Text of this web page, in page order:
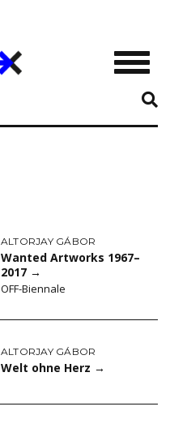
ALTORJAY GÁBOR
Wanted Artworks 1967–
2017 →
OFF-Biennale
ALTORJAY GÁBOR
Welt ohne Herz →